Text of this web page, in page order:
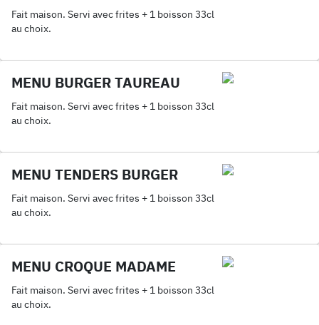
Fait maison. Servi avec frites + 1 boisson 33cl
au choix.
MENU BURGER TAUREAU
Fait maison. Servi avec frites + 1 boisson 33cl
au choix.
MENU TENDERS BURGER
Fait maison. Servi avec frites + 1 boisson 33cl
au choix.
MENU CROQUE MADAME
Fait maison. Servi avec frites + 1 boisson 33cl
au choix.